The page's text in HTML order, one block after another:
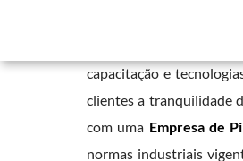
A Reveservice se
capacitação e
clientes a tranquilidade
com uma Empresa de
normas industriais